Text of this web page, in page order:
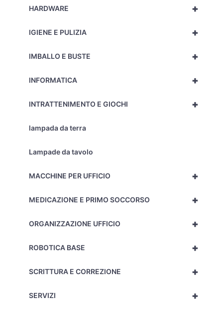
+
HARDWARE
+
IGIENE E PULIZIA
+
IMBALLO E BUSTE
+
INFORMATICA
+
INTRATTENIMENTO E GIOCHI
lampada da terra
Lampade da tavolo
+
MACCHINE PER UFFICIO
+
MEDICAZIONE E PRIMO SOCCORSO
+
ORGANIZZAZIONE UFFICIO
+
ROBOTICA BASE
+
SCRITTURA E CORREZIONE
+
SERVIZI